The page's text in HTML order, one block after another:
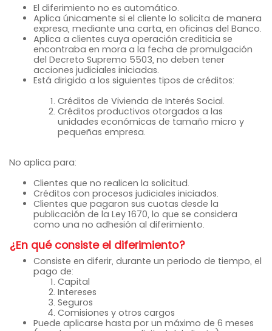
El diferimiento no es automático.
Aplica únicamente si el cliente lo solicita de manera
expresa, mediante una carta, en oficinas del Banco.
Aplica a clientes cuya operación crediticia se
encontraba en mora a la fecha de promulgación
del Decreto Supremo 5503, no deben tener
acciones judiciales iniciadas.
Está dirigido a los siguientes tipos de créditos:
Créditos de Vivienda de Interés Social.
Créditos productivos otorgados a las
unidades económicas de tamaño micro y
pequeñas empresa.
No aplica para:
Clientes que no realicen la solicitud.
Créditos con procesos judiciales iniciados.
Clientes que pagaron sus cuotas desde la
publicación de la Ley 1670, lo que se considera
como una no adhesión al diferimiento.
¿En qué consiste el diferimiento?
Consiste en diferir, durante un periodo de tiempo, el
pago de:
Capital
Intereses
Seguros
Comisiones y otros cargos
Puede aplicarse hasta por un máximo de 6 meses